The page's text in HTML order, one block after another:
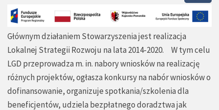
Głównym działaniem Stowarzyszenia jest realizacja
Lokalnej Strategii Rozwoju na lata 2014-2020. W tym celu
LGD przeprowadza m. in. nabory wniosków na realizację
różnych projektów, ogłasza konkursy na nabór wniosków o
dofinansowanie, organizuje spotkania/szkolenia dla
beneficjentów, udziela bezpłatnego doradztwa jak